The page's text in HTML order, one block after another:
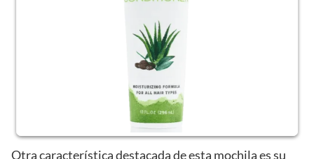
Otra característica destacada de esta mochila es su